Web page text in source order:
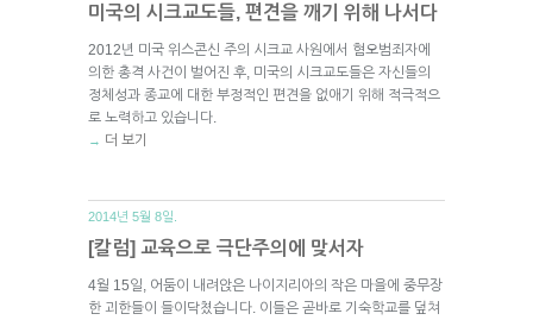
미국의 시크교도들, 편견을 깨기 위해 나서다
2012년 미국 위스콘신 주의 시크교 사원에서 혐오범죄자에
의한 총격 사건이 벌어진 후, 미국의 시크교도들은 자신들의
정체성과 종교에 대한 부정적인 편견을 없애기 위해 적극적으
로 노력하고 있습니다.
→ 더 보기
2014년 5월 8일.
[칼럼] 교육으로 극단주의에 맞서자
4월 15일, 어둠이 내려앉은 나이지리아의 작은 마을에 중무장
한 괴한들이 들이닥쳤습니다. 이들은 곧바로 기숙학교를 덮쳐